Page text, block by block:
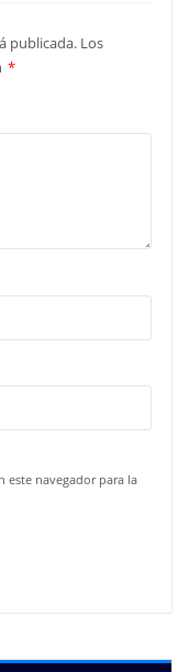
publicada. Los
*
este navegador para la